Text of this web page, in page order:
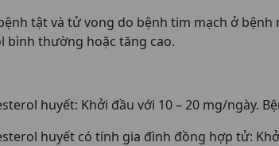
tật và tử vong do bệnh tim mạch ở
bình thường hoặc tăng cao.
huyết: Khởi đầu với 10 – 20 mg/ngày.
huyết có tính gia đình đồng hợp tử: